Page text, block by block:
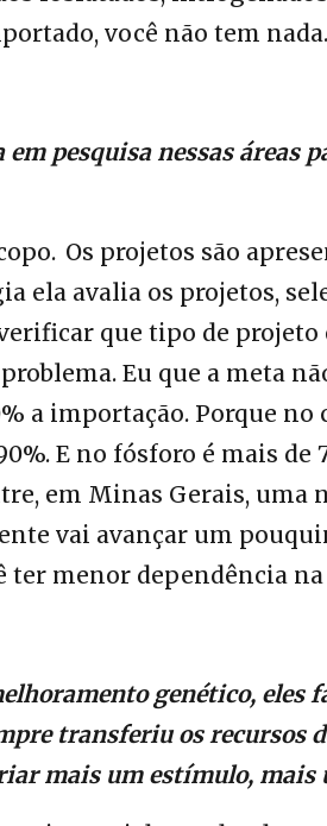
você não tem nada.
pesquisa nessas áreas
Os projetos são
ela avalia os projetos,
que tipo de projeto
Eu que a meta
a importação. Porque no
E no fósforo é mais
em Minas Gerais,
vai avançar um
ter menor dependência
genético, eles
transferiu os recursos
mais um estímulo, mais